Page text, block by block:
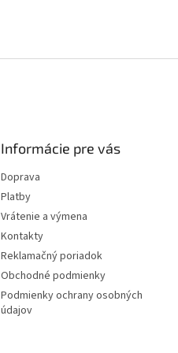
i
Informácie pre vás
Doprava
Platby
Vrátenie a výmena
Kontakty
Reklamačný poriadok
Obchodné podmienky
Podmienky ochrany osobných
údajov